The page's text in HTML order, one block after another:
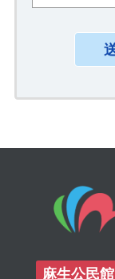
麻生公民館